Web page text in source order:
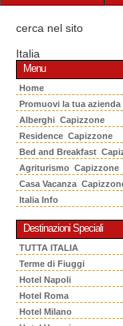
cerca nel sito
Italia
Menu
Home
Promuovi la tua azienda
Alberghi Capizzone
Residence Capizzone
Bed and Breakfast
Agriturismo Capizzone
Casa Vacanza
Italia Info
Destinazioni Speciali
TUTTA ITALIA
Terme di Fiuggi
Hotel Napoli
Hotel Roma
Hotel Milano